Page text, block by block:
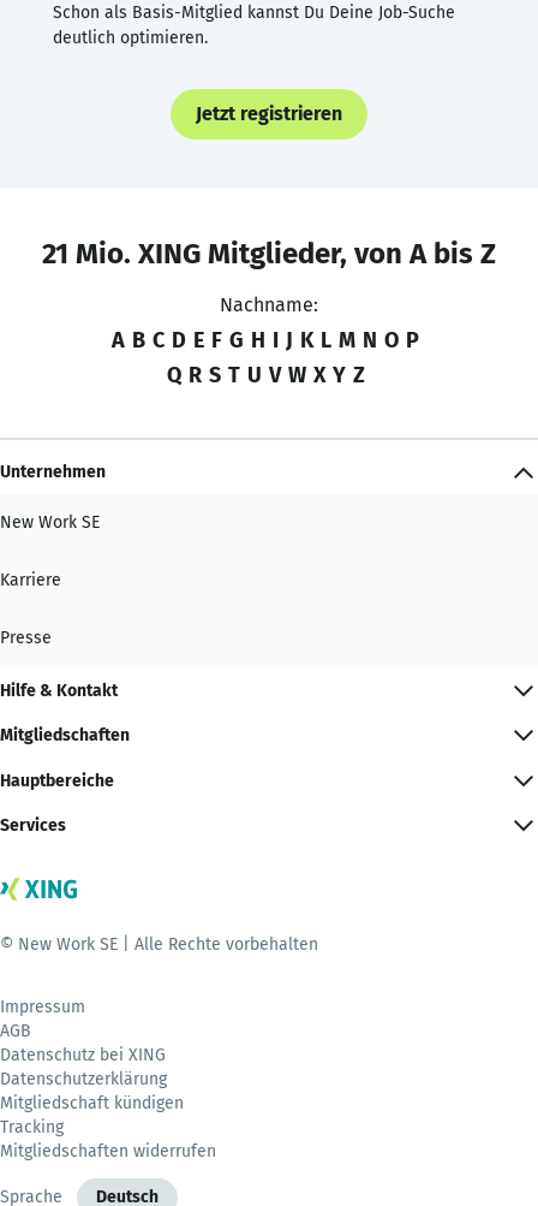
Schon als Basis-Mitglied kannst Du Deine Job-Suche
deutlich optimieren.
Jetzt registrieren
21 Mio. XING Mitglieder, von A bis Z
Nachname:
A B C D E F G H I J K L M N O P
Q R S T U V W X Y Z
Unternehmen
New Work SE
Karriere
Presse
Hilfe & Kontakt
Mitgliedschaften
Hauptbereiche
Services
© New Work SE | Alle Rechte vorbehalten
Impressum
AGB
Datenschutz bei XING
Datenschutzerklärung
Mitgliedschaft kündigen
Tracking
Mitgliedschaften widerrufen
Sprache Deutsch